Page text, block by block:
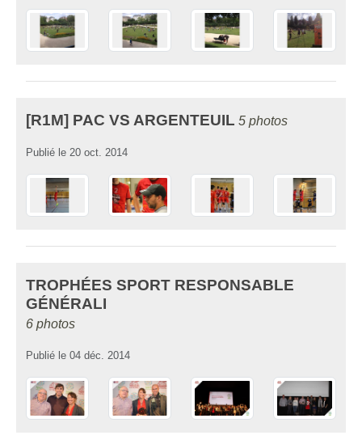
[R1M] PAC VS ARGENTEUIL 5 photos
Publié le 20 oct. 2014
TROPHÉES SPORT RESPONSABLE
GÉNÉRALI
6 photos
Publié le 04 déc. 2014